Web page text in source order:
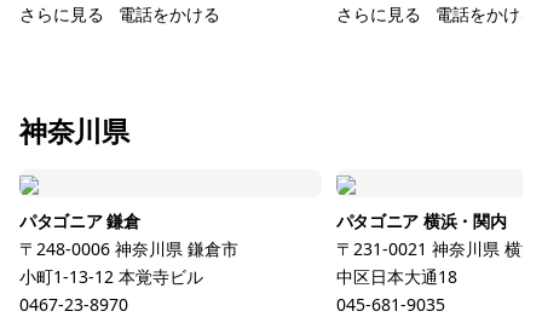
さらに見る
電話をかける
さらに見る
電話をかける
神奈川県
パタゴニア 鎌倉
〒248-0006 神奈川県 鎌倉市
小町1-13-12 本覚寺ビル
0467-23-8970
パタゴニア 横浜・関内
〒231-0021 神奈川県 横浜
中区日本大通18
045-681-9035